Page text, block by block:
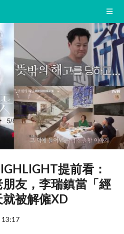
提前看：
友，李瑞鎮當「經
被解僱XD
13:17